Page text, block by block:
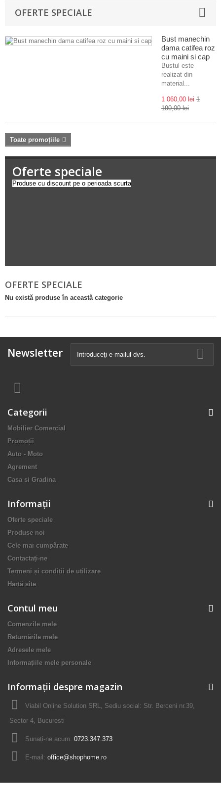
OFERTE SPECIALE
Bust manechin
dama catifea roz
cu maini si cap
Bustul este
realizat din
material...
1 060,00 lei 1
190,00 lei
Toate promoțiile
Oferte speciale
Produse cu discount pe o perioada scurta
OFERTE SPECIALE
Nu există produse în această categorie
Newsletter
Categorii
Mobilier Comercial
Promoții
Auto - Moto
Agrement
Casa si Gradina
Informaţii
Oferte speciale
Produse noi
Cele mai cumpărate
Contactați-ne
Termeni și condiții de utilizare
Hartă site
Contul meu
Comenzile mele
Returnările mele
Adresele mele
Informaţiile mele personale
Informații despre magazin
Viabil Online Solution SRL, Sediu social: Str. Berceni nr.39,
Sector 4, Bucuresti
Sunați-ne acum: 0723.347.373
E-mail: office@shophome.ro